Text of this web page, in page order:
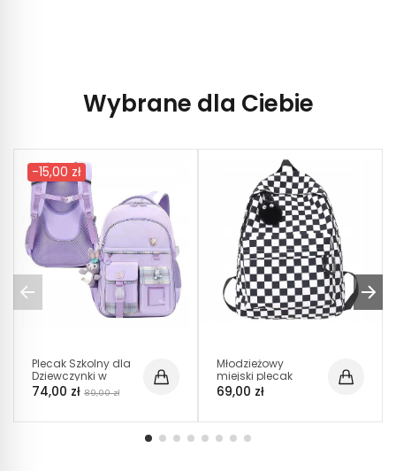
Wybrane dla Ciebie
-15,00 zł
Plecak Szkolny dla
Dziewczynki w
Kratkę - Fioletowy
(D070)
74,00 zł 89,00 zł
Młodzieżowy
miejski plecak
szkolny w kratę z
kieszenią na
69,00 zł